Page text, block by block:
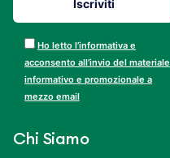
Ho letto l’informativa e
acconsento all’invio del materiale
informativo e promozionale a
mezzo email
Chi Siamo